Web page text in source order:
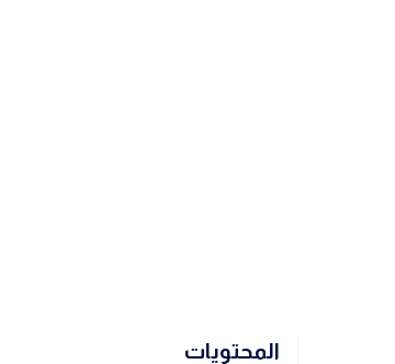
المحتويات